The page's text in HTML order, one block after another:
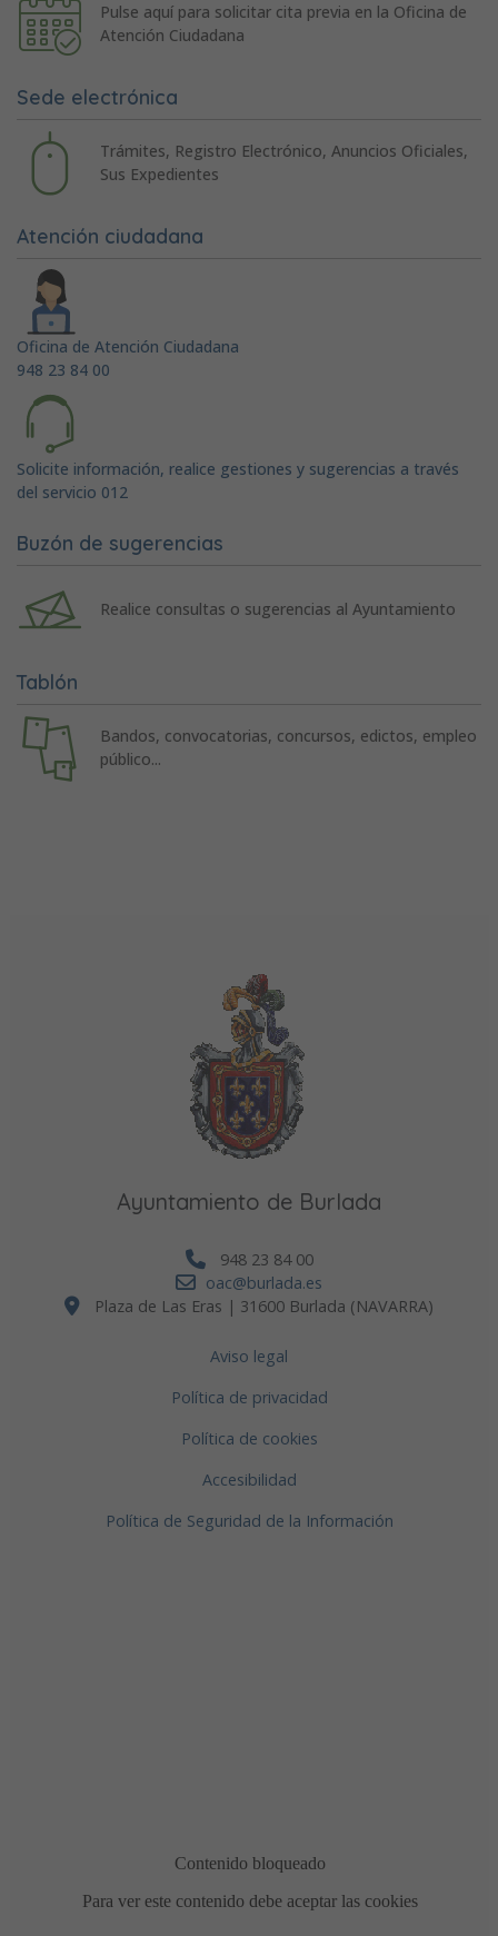
Pulse aquí para solicitar cita previa en la Oficina de
Atención Ciudadana
Sede electrónica
Trámites, Registro Electrónico, Anuncios Oficiales,
Sus Expedientes
Atención ciudadana
Oficina de Atención Ciudadana
948 23 84 00
Solicite información, realice gestiones y sugerencias a través
del servicio 012
Buzón de sugerencias
Realice consultas o sugerencias al Ayuntamiento
Tablón
Bandos, convocatorias, concursos, edictos, empleo
público...
Ayuntamiento de Burlada
948 23 84 00
oac@burlada.es
Plaza de Las Eras | 31600 Burlada (NAVARRA)
Aviso legal
Política de privacidad
Política de cookies
Accesibilidad
Política de Seguridad de la Información